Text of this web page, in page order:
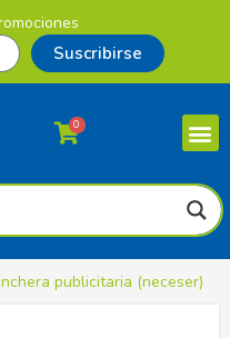
Suscribirse
0
publicitaria (neceser)